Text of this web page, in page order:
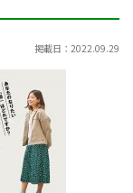
掲載日：2022.09.29